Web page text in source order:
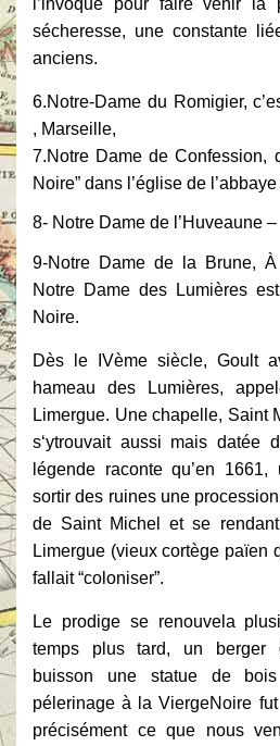
sécheresse, une constante
anciens.
6.Notre-Dame du Romigier,
, Marseille,
7.Notre Dame de Confession,
Noire” dans l’église de
8- Notre Dame de l’Huveaune –
9-Notre Dame de la Brune,
Notre Dame des Lumières
Noire.
Dès le IVème siècle, Goult
hameau des Lumières,
Limergue. Une chapelle, Saint
s‘ytrouvait aussi maisdatée
légende raconte qu’en
sortir des ruines une
de Saint Michel et se
Limergue (vieux cortège païen
fallait “coloniser”.
Le prodige se renouvela
temps plus tard, un berger
buisson une statue de
pélerinage à la ViergeNoire
précisément ce que nous